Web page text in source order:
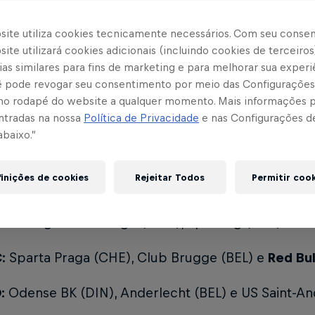
foram divididas em quatro grupos com três
si dentro dos grupos, em turno único. Os
para a fase eliminatória.
serão disputados em dois tempos de 20
A final terá dois tempos de 25 minutos.
Les Aigles Du Congo (CON), Sporting (POR) e
Sparta Praga (CHE), Club Brugge (BEL) e Red
Odense BK (DIN), Anderlecht (BEL) e US Saint-
utiliza cookies tecnicamente necessários. Com seu
utilizará cookies adicionais (incluindo cookies de
similares para fins de marketing e para melhorar sua
pode revogar seu consentimento por meio das
rodapé do website a qualquer momento. Mais informações
na nossa Política de Privacidade e nas Configurações
de cookies Rejeitar Todos Permitir